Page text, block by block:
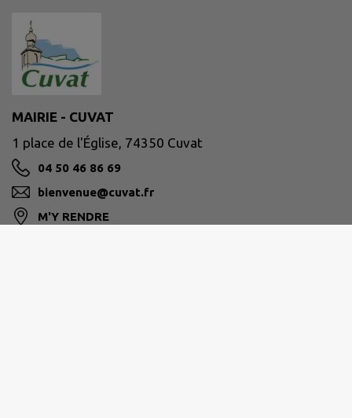
MAIRIE - CUVAT
1 place de l'Église, 74350 Cuvat
04 50 46 86 69
bienvenue@cuvat.fr
M'Y RENDRE